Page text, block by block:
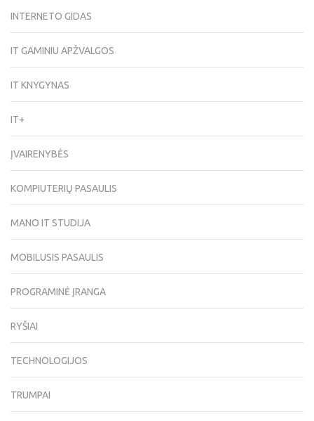
INTERNETO GIDAS
IT GAMINIU APŽVALGOS
IT KNYGYNAS
IT+
ĮVAIRENYBĖS
KOMPIUTERIŲ PASAULIS
MANO IT STUDIJA
MOBILUSIS PASAULIS
PROGRAMINĖ ĮRANGA
RYŠIAI
TECHNOLOGIJOS
TRUMPAI